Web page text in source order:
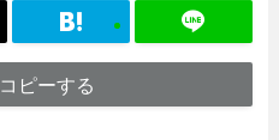
ピーする